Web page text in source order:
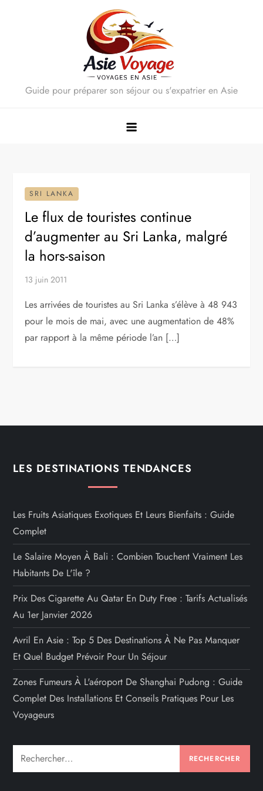
Guide pour préparer son séjour ou s'expatrier en Asie
SRI LANKA
Le flux de touristes continue
d’augmenter au Sri Lanka, malgré
la hors-saison
13 juin 2011
Les arrivées de touristes au Sri Lanka s’élève à 48 943
pour le mois de mai, avec une augmentation de 48%
par rapport à la même période l’an […]
LES DESTINATIONS TENDANCES
Les Fruits Asiatiques Exotiques Et Leurs Bienfaits : Guide
Complet
Le Salaire Moyen À Bali : Combien Touchent Vraiment Les
Habitants De L'île ?
Prix Des Cigarette Au Qatar En Duty Free : Tarifs Actualisés
Au 1er Janvier 2026
Avril En Asie : Top 5 Des Destinations À Ne Pas Manquer
Et Quel Budget Prévoir Pour Un Séjour
Zones Fumeurs À L'aéroport De Shanghai Pudong : Guide
Complet Des Installations Et Conseils Pratiques Pour Les
Voyageurs
Rechercher :